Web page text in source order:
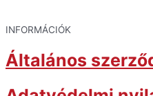
INFORMÁCIÓK
Általános